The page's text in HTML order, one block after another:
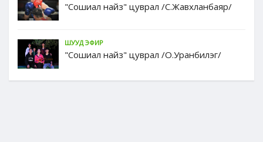
"Сошиал найз" цуврал /С.Жавхланбаяр/
ШУУД ЭФИР
"Сошиал найз" цуврал /О.Уранбилэг/